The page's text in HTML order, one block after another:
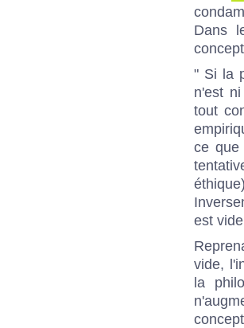
Dans
" Si la
n'est
tout
ce que
est
vide,
la